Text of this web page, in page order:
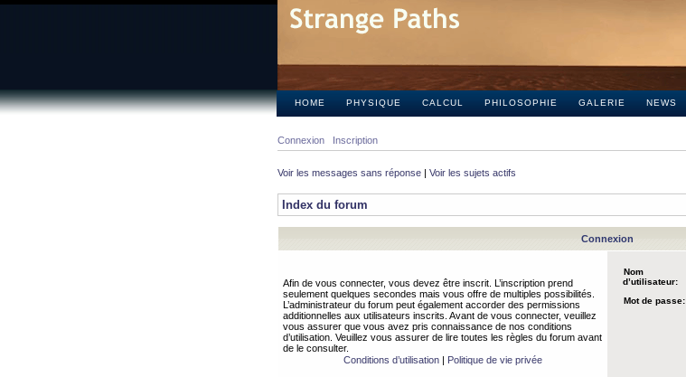
HOME PHYSIQUE CALCUL PHILOSOPHIE GALERIE NEWS
Connexion Inscription
Voir les messages sans réponse | Voir les sujets actifs
Index du forum
Connexion
Afin de vous connecter, vous devez être inscrit. L’inscription prend
seulement quelques secondes mais vous offre de multiples possibilités.
L’administrateur du forum peut également accorder des permissions
additionnelles aux utilisateurs inscrits. Avant de vous connecter, veuillez
vous assurer que vous avez pris connaissance de nos conditions
d’utilisation. Veuillez vous assurer de lire toutes les règles du forum avant
de le consulter.
Conditions d’utilisation| Politique de vie privée
Nom
d’utilisateur:
Mot de passe: